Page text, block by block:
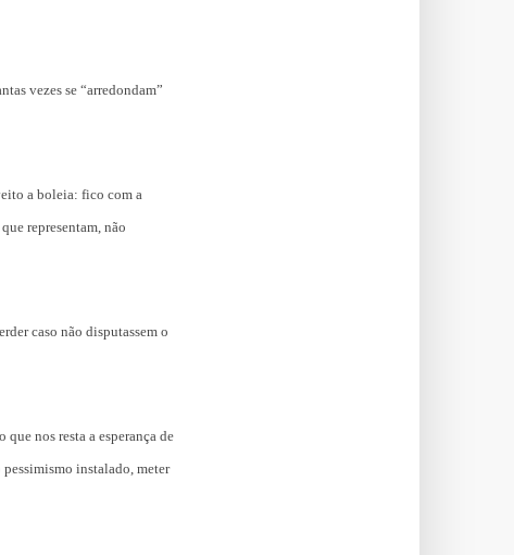
vezes se “arredondam”
a boleia: fico com a
representam, não
caso não disputassem o
nos resta a esperança de
instalado, meter